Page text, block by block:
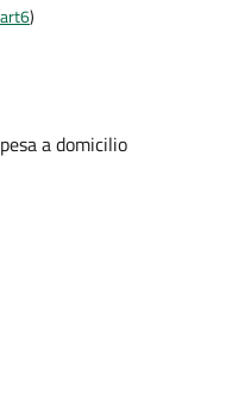
)
a domicilio